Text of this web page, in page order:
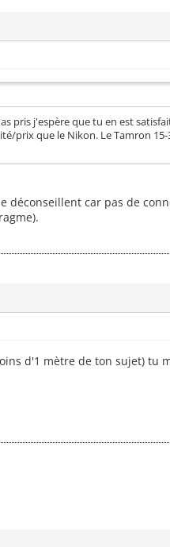
pris j'espère que tu en est
prix que le Nikon. Le Tamron
déconseillent car pas de
d'1 mètre de ton sujet)